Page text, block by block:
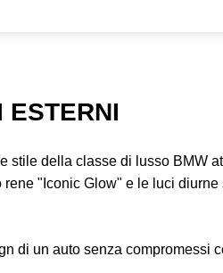
ESTERNI
stile della classe di lusso BMW
"Iconic Glow" e le luci diurne
di un auto senza compromessi